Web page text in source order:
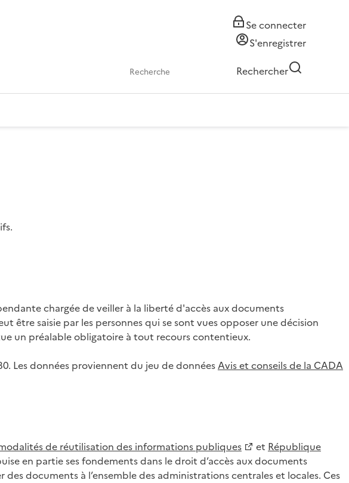
Se connecter
S'enregistrer
Rechercher
chargée de veiller à la liberté d'accès aux documents
être saisie par les personnes qui se sont vues opposer une décision
un préalable obligatoire à tout recours contentieux.
Les données proviennent du jeu de donnéesAvis et conseils de la CADA
de réutilisation des informations publiques et République
en partie ses fondements dans le droit d’accès aux documents
documents à l’ensemble des administrations centrales et locales. Ces